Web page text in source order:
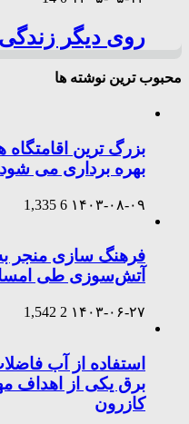
روی دیگر زندگی
محبوب ترین نوشته ها
بزرگ ترین اقامتگاه
بهره برداری می شود
۱۴۰۳-۰۸-۰۹ 6
1,335
آتش‌سوزی طی
۱۴۰۳-۰۶-۲۷ 2
1,542
استفاده از آب
برق یکی از اهداف
کازرون